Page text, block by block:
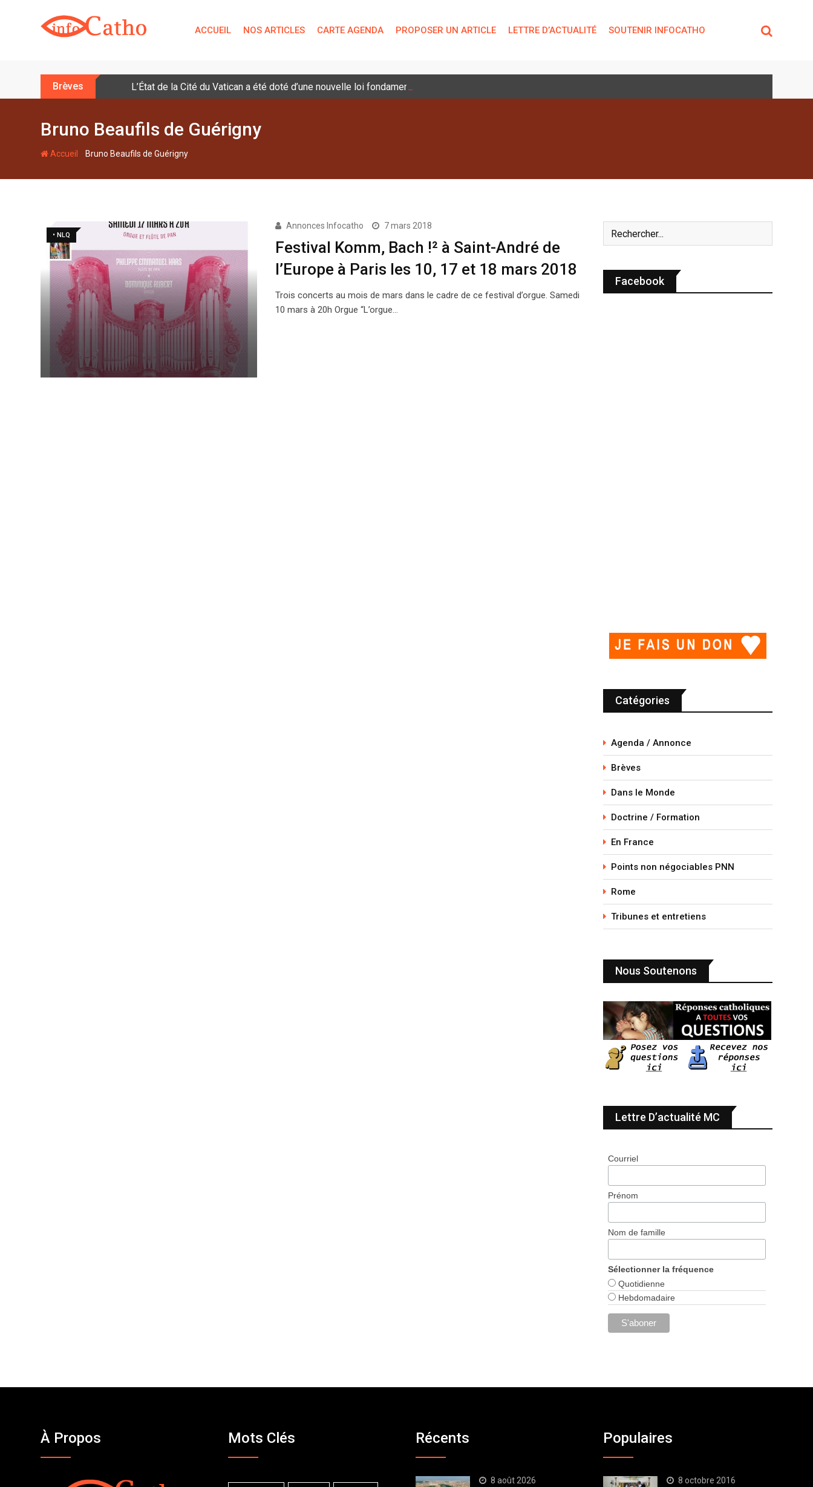
t
ACCUEIL NOS ARTICLES CARTE AGENDA PROPOSER UN ARTICLE LETTRE D’ACTUALITÉ SOUTENIR INFOCATHO
Brèves L’État de la Cité du Vatican a été doté d’une nouvelle loi fondamentale
Bruno Beaufils de Guérigny
Accueil - Bruno Beaufils de Guérigny
• NLQ
Annonces Infocatho 7 mars 2018
Festival Komm, Bach !² à Saint-André de
l’Europe à Paris les 10, 17 et 18 mars 2018
Trois concerts au mois de mars dans le cadre de ce festival d’orgue. Samedi
10 mars à 20h Orgue “L’orgue…
Facebook
Catégories
Agenda / Annonce
Brèves
Dans le Monde
Doctrine / Formation
En France
Points non négociables PNN
Rome
Tribunes et entretiens
Nous Soutenons
Lettre D’actualité MC
Courriel
Prénom
Nom de famille
Sélectionner la fréquence
Quotidienne
Hebdomadaire
À Propos Mots Clés Récents
8 août 2026
Populaires
8 octobre 2016